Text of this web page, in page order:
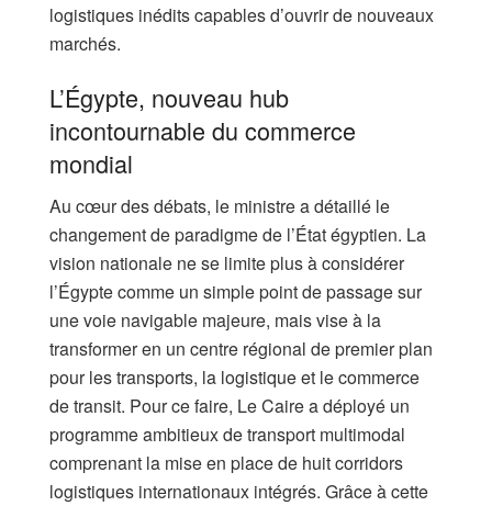
logistiques inédits capables d’ouvrir de nouveaux
marchés.
L’Égypte, nouveau hub
incontournable du commerce
mondial
Au cœur des débats, le ministre a détaillé le
changement de paradigme de l’État égyptien. La
vision nationale ne se limite plus à considérer
l’Égypte comme un simple point de passage sur
une voie navigable majeure, mais vise à la
transformer en un centre régional de premier plan
pour les transports, la logistique et le commerce
de transit. Pour ce faire, Le Caire a déployé un
programme ambitieux de transport multimodal
comprenant la mise en place de huit corridors
logistiques internationaux intégrés. Grâce à cette